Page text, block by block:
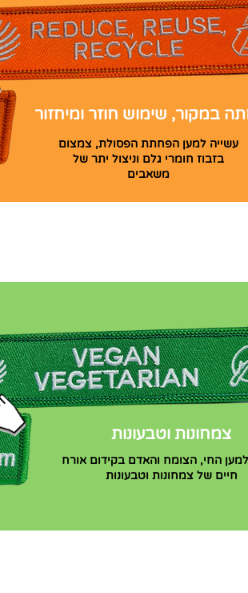
במקור, שימוש חוזר ומיחזור
עשייה למען הפחתת הפסולת, צמצום
בזבוז חומרי גלם וניצול יתר של
משאבים
צמחונות וטבעונות
החי, הצומח והאדם בקידום אורח
חיים של צמחונות וטבעונות